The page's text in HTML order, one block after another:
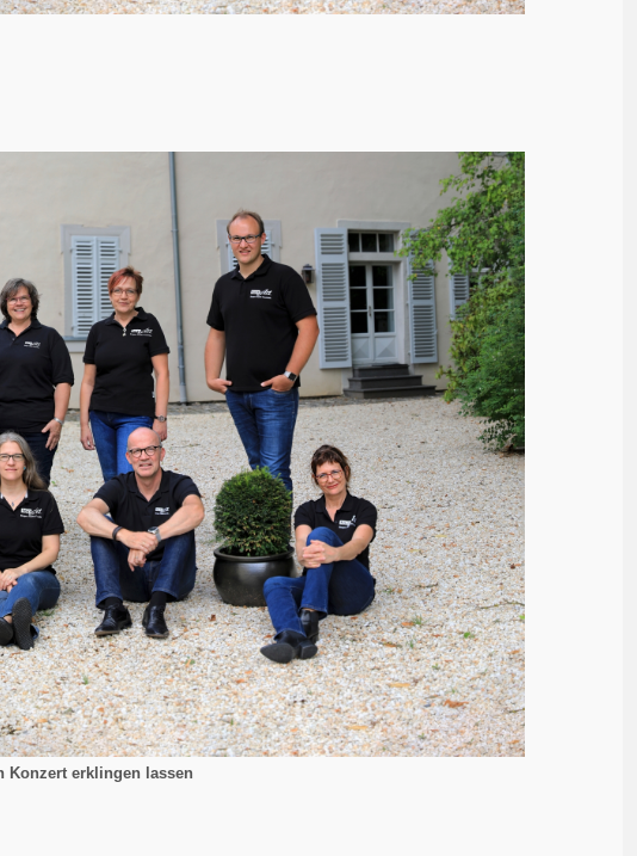
Konzert erklingen lassen